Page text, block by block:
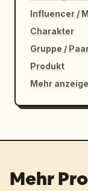
Influencer /
Charakter
Gruppe /
Produkt
Mehr
Mehr